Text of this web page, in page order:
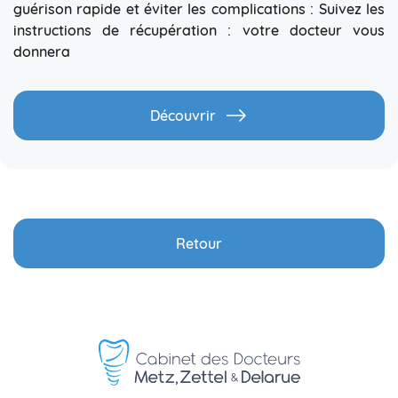
guérison rapide et éviter les complications : Suivez les
instructions de récupération : votre docteur vous
donnera
Découvrir
Retour